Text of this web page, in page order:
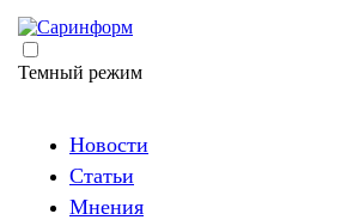
Темный режим
Новости
Статьи
Мнения